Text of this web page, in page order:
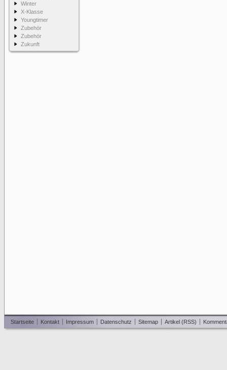
Winter
X-Klasse
Youngtimer
Zubehör
Zubehör
Zukunft
Startseite Kontakt Impressum Datenschutz Sitemap Artikel (RSS)